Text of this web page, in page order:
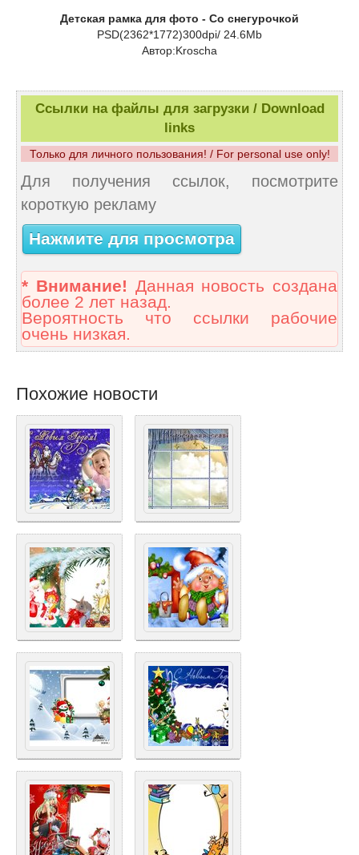
Детская рамка для фото - Со снегурочкой
PSD(2362*1772)300dpi/ 24.6Mb
Автор:Kroscha
Ссылки на файлы для загрузки / Download
links
Только для личного пользования! / For personal use only!
Для получения ссылок, посмотрите
короткую рекламу
Нажмите для просмотра
* Внимание! Данная новость создана
более 2 лет назад.
Вероятность что ссылки рабочие
очень низкая.
Похожие новости